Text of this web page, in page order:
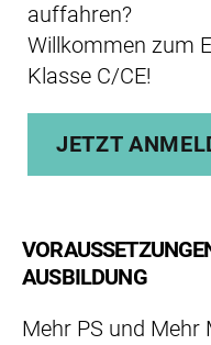
auffahren?
Willkommen zum
Klasse C/CE!
JETZT
AUSBILDUNG
Mehr PS und Mehr